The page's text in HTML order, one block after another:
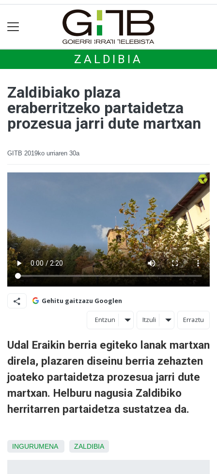
ZALDIBIA
Zaldibiako plaza
eraberritzeko partaidetza
prozesua jarri dute martxan
GITB 2019ko urriaren 30a
Gehitu gaitzazu Googlen
Entzun Itzuli Erraztu
Udal Eraikin berria egiteko lanak martxan
direla, plazaren diseinu berria zehazten
joateko partaidetza prozesua jarri dute
martxan. Helburu nagusia Zaldibiko
herritarren partaidetza sustatzea da.
INGURUMENA ZALDIBIA